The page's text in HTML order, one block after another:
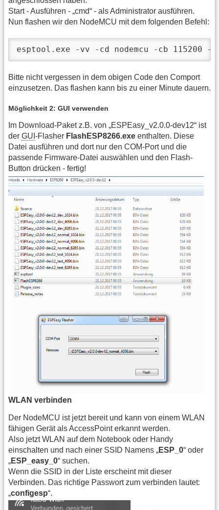
Start - Ausführen - „cmd“ - als Administrator ausführen.
Nun flashen wir den NodeMCU mit dem folgenden Befehl:
esptool.exe -vv -cd nodemcu -cb 115200 -
Bitte nicht vergessen in dem obigen Code den Comport
einzusetzen. Das flashen kann bis zu einer Minute dauern.
Möglichkeit 2: GUI verwenden
Im Download-Paket z.B. von „ESPEasy_v2.0.0-dev12“ ist
der GUI -Flasher FlashESP8266.exe enthalten. Diese
Datei ausführen und dort nur den COM-Port und die
passende Firmware-Datei auswählen und den Flash-
Button drücken - fertig!
WLAN verbinden
Der NodeMCU ist jetzt bereit und kann von einem WLAN
fähigen Gerät als AccessPoint erkannt werden.
Also jetzt WLAN auf dem Notebook oder Handy
einschalten und nach einer SSID Namens „ESP_0“ oder
„ESP_easy_0“ suchen.
Wenn die SSID in der Liste erscheint mit dieser
Verbinden. Das richtige Passwort zum verbinden lautet:
„configesp“.